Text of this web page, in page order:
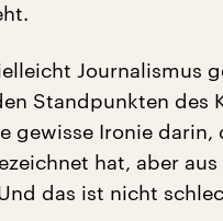
Journalismus
Standpunkten des
gewisse Ironie
hat, aber
das ist nicht